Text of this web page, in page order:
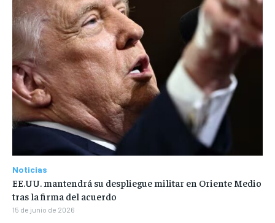
Noticias
EE.UU. mantendrá su despliegue militar en Oriente Medio
tras la firma del acuerdo
15 de junio de 2026